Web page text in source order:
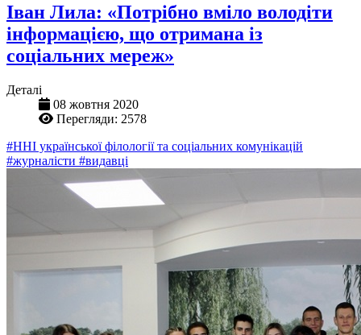
Іван Лила: «Потрібно вміло володіти
інформацією, що отримана із
соціальних мереж»
Деталі
08 жовтня 2020
Перегляди: 2578
#ННІ української філології та соціальних комунікацій
#журналісти #видавці